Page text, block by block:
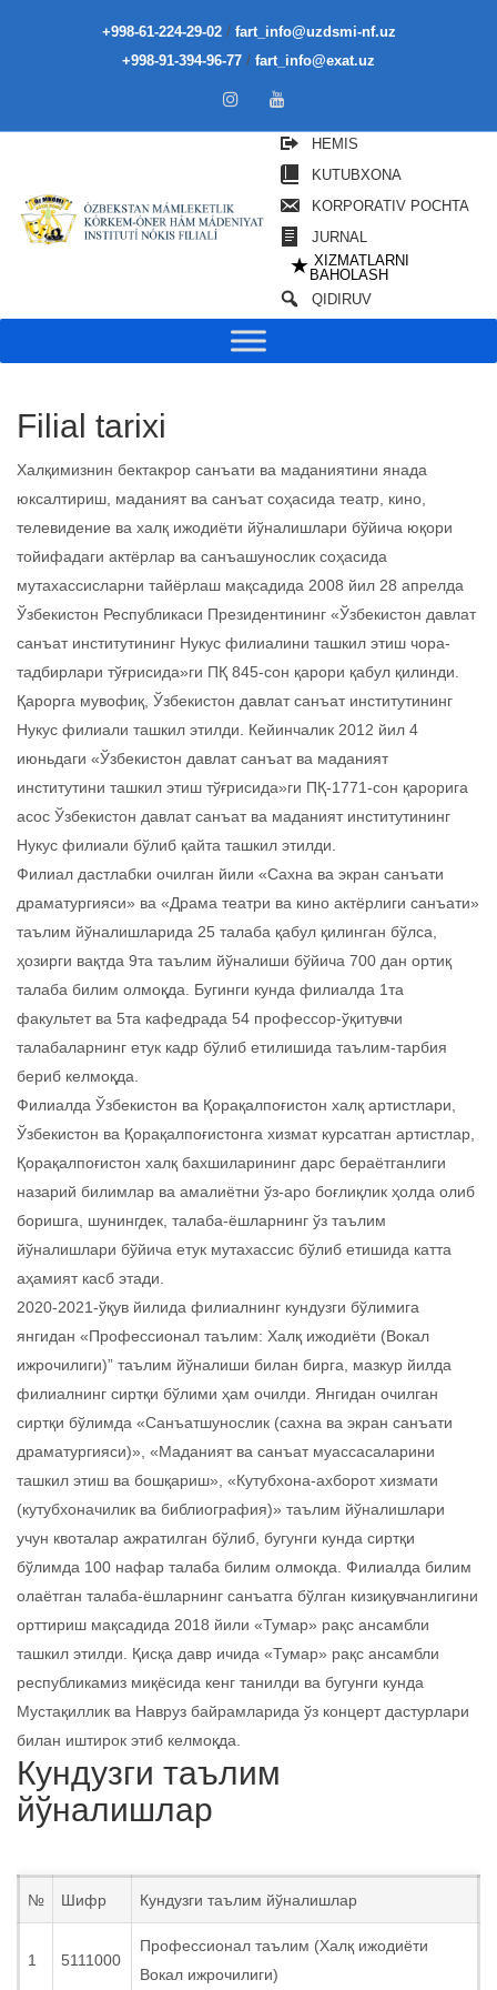
+998-61-224-29-02/ fart_info@uzdsmi-nf.uz
+998-91-394-96-77 / fart_info@exat.uz
HEMIS
KUTUBXONA
KORPORATIV POCHTA
JURNAL
★ XIZMATLARNI
BAHOLASH
QIDIRUV
Filial tarixi
Халқимизнин бектакрор санъати ва маданиятини янада
юксалтириш, маданият ва санъат соҳасида театр, кино,
телевидение ва халқ ижодиёти йўналишлари бўйича юқори
тойифадаги актёрлар ва санъашунослик соҳасида
мутахассисларни тайёрлаш мақсадида 2008 йил 28 апрелда
Ўзбекистон Республикаси Президентининг «Ўзбекистон давлат
санъат институтининг Нукус филиалини ташкил этиш чора-
тадбирлари тўғрисида»ги ПҚ 845-сон қарори қабул қилинди.
Қарорга мувофиқ, Ўзбекистон давлат санъат институтининг
Нукус филиали ташкил этилди. Кейинчалик 2012 йил 4
июньдаги «Ўзбекистон давлат санъат ва маданият
институтини ташкил этиш тўғрисида»ги ПҚ-1771-сон қарорига
асос Ўзбекистон давлат санъат ва маданият институтининг
Нукус филиали бўлиб қайта ташкил этилди.
Филиал дастлабки очилган йили «Сахна ва экран санъати
драматургияси» ва «Драма театри ва кино актёрлиги санъати»
таълим йўналишларида 25 талаба қабул қилинган бўлса,
ҳозирги вақтда 9та таълим йўналиши бўйича 700 дан ортиқ
талаба билим олмоқда. Бугинги кунда филиалда 1та
факультет ва 5та кафедрада 54 профессор-ўқитувчи
талабаларнинг етук кадр бўлиб етилишида таълим-тарбия
бериб келмоқда.
Филиалда Ўзбекистон ва Қорақалпоғистон халқ артистлари,
Ўзбекистон ва Қорақалпоғистонга хизмат курсатган артистлар,
Қорақалпоғистон халқ бахшиларининг дарс бераётганлиги
назарий билимлар ва амалиётни ўз-аро боғлиқлик ҳолда олиб
боришга, шунингдек, талаба-ёшларнинг ўз таълим
йўналишлари бўйича етук мутахассис бўлиб етишида катта
аҳамият касб этади.
2020-2021-ўқув йилида филиалнинг кундузги бўлимига
янгидан «Профессионал таълим: Халқ ижодиёти (Вокал
ижрочилиги)” таълим йўналиши билан бирга, мазкур йилда
филиалнинг сиртқи бўлими ҳам очилди. Янгидан очилган
сиртқи бўлимда «Санъатшунослик (сахна ва экран санъати
драматургияси)», «Маданият ва санъат муассасаларини
ташкил этиш ва бошқариш», «Кутубхона-ахборот хизмати
(кутубхоначилик ва библиография)» таълим йўналишлари
учун квоталар ажратилган бўлиб, бугунги кунда сиртқи
бўлимда 100 нафар талаба билим олмокда. Филиалда билим
олаётган талаба-ёшларнинг санъатга бўлган кизиқувчанлигини
орттириш мақсадида 2018 йили «Тумар» рақс ансамбли
ташкил этилди. Қисқа давр ичида «Тумар» рақс ансамбли
республикамиз миқёсида кенг танилди ва бугунги кунда
Мустақиллик ва Навруз байрамларида ўз концерт дастурлари
билан иштирок этиб келмоқда.
Кундузги таълим
йўналишлар
№ Шифр Кундузги таълим йўналишлар
1 5111000
Профессионал таълим (Халқ ижодиёти
Вокал ижрочилиги)